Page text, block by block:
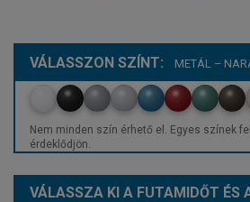
VÁLASSZON SZÍNT: METÁL –
Nem minden szín érhető el. Egyes színek
érdeklődjön.
VÁLASSZA KI A FUTAMIDŐT ÉS